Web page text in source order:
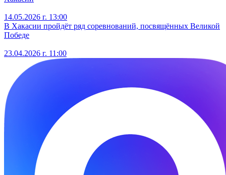
14.05.2026 г. 13:00
В Хакасии пройдёт ряд соревнований, посвящённых Великой
Победе
23.04.2026 г. 11:00